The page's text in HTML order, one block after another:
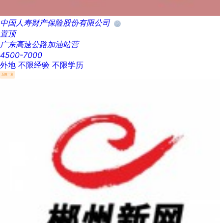
中国人寿财产保险股份有限公司
置顶
广东高速公路加油站营
4500-7000
外地 不限经验 不限学历
五险一金